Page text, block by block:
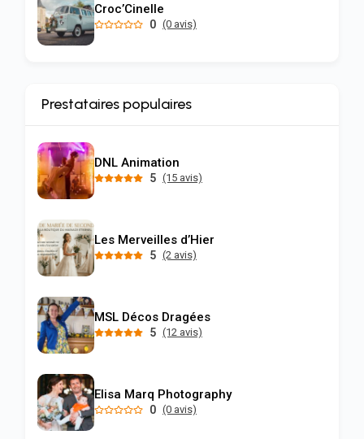
Croc’Cinelle
0 (0 avis)
Prestataires populaires
DNL Animation
5 (15 avis)
Les Merveilles d’Hier
5 (2 avis)
MSL Décos Dragées
5 (12 avis)
Elisa Marq Photography
0 (0 avis)